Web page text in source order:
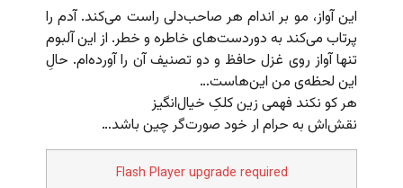
این آواز، مو بر اندام هر صاحب‌دلی راست می‌کند. آدم را
پرتاب می‌کند به دوردست‌های خاطره و خطر. از این آلبوم
تنها آواز روی غزل حافظ و دو تصنیف آن را آورده‌ام. حالِ
این لحظه‌ی من این‌هاست…
هر کو نکند فهمی زین کلکِ خیال‌انگیز
نقش‌اش به حرام ار خود صورت‌گر چین باشد…
Flash Player upgrade required